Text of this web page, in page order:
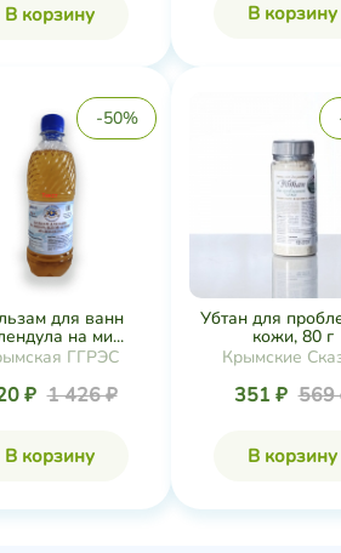
В корзину В корзину
-50%
для ванн
на ми...
ГГРЭС
₽ 1 426 ₽
В корзину
Убтан для
кожи, 80 г
Крымские
351 ₽ 569
В корзину